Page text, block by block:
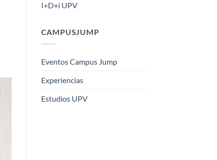
I+D+i UPV
CAMPUSJUMP
Eventos Campus Jump
Experiencias
Estudios UPV